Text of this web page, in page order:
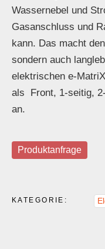
Wassernebel und
Gasanschluss und
kann. Das macht
sondern auch
elektrischen e-
als Front, 1-seitig,
an.
Produktanfrage
KATEGORIE: